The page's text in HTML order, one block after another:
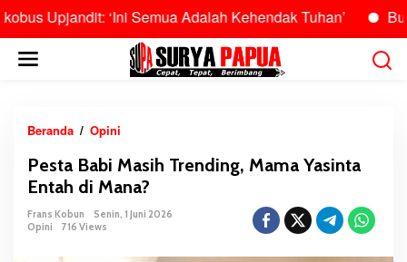
‘Ini Semua Adalah Kehendak Tuhan’ Burhanuddin
Beranda / Opini
s
t
a
Pesta Babi Masih Trending, Mama Yasinta
Entah di Mana?
Frans Kobun
Senin, 1 Juni 2026
Opini
716 Views